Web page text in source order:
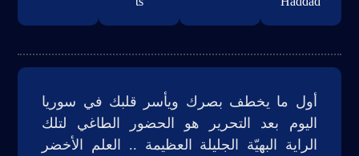
أول ما يخطف بصرك ويأسر قلبك في سوريا
اليوم بعد التحرير هو الحضور الطاغي لتلك
الراية البهيّة الجليلة العظيمة .. العلم الأخضر